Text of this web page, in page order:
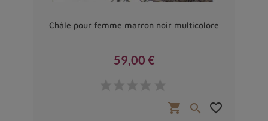
Châle pour femme marron noir multicolore
59,00 €
shopping_cart  favorite_border